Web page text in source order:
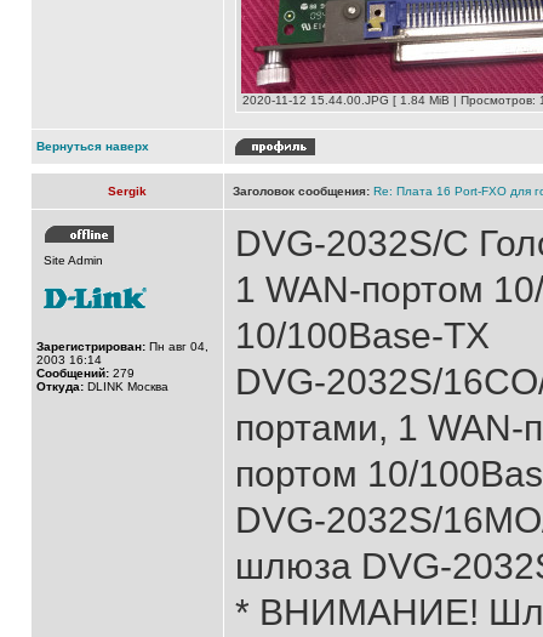
2020-11-12 15.44.00.JPG [ 1.84 MiB | Просмотров:
Вернуться наверх
Sergik Заголовок сообщения: Re: Плата 16 Port-FXO для
Site Admin
Зарегистрирован: Пн авг 04,
2003 16:14
Сообщений: 279
Откуда: DLINK Москва
DVG-2032S/С
1 WAN-портом
10/100Base-TX
DVG-2032S/
портами, 1 WAN-
портом 10/
DVG-2032S/
шлюза DVG-
* ВНИМАНИЕ!